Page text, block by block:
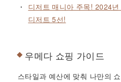
디저트 매니아 주목! 2024
디저트 5선!
우메다 쇼핑 가이드
스타일과 예산에 맞춰 나만의